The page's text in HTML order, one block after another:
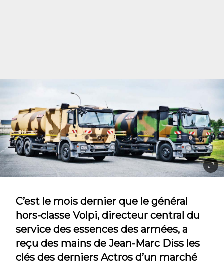
C’est le mois dernier que le général
hors-classe Volpi, directeur central du
service des essences des armées, a
reçu des mains de Jean-Marc Diss les
clés des derniers Actros d’un marché